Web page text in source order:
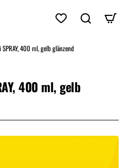
400 ml, gelb glänzend
400 ml, gelb